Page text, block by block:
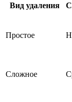
Вид удаления
Простое
Сложное